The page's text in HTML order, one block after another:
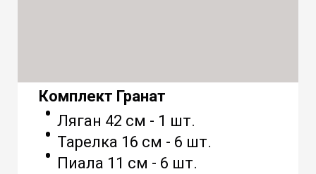
Комплект Гранат
Ляган 42 см - 1 шт.
Тарелка 16 см - 6 шт.
Пиала 11 см - 6 шт.